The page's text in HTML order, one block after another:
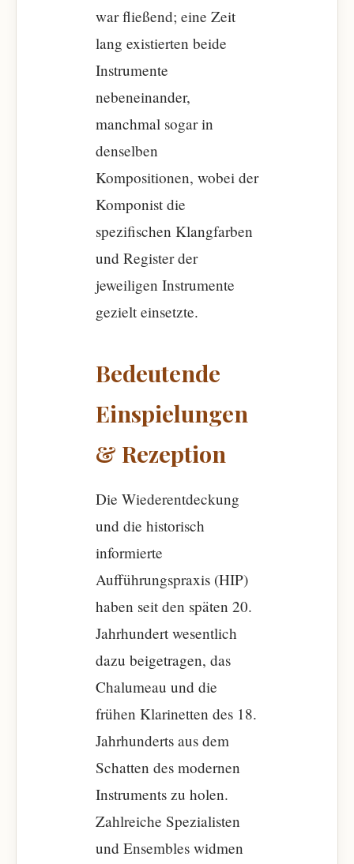
war fließend; eine Zeit
lang existierten beide
Instrumente
nebeneinander,
manchmal sogar in
denselben
Kompositionen, wobei der
Komponist die
spezifischen Klangfarben
und Register der
jeweiligen Instrumente
gezielt einsetzte.
Bedeutende
Einspielungen
& Rezeption
Die Wiederentdeckung
und die historisch
informierte
Aufführungspraxis (HIP)
haben seit den späten 20.
Jahrhundert wesentlich
dazu beigetragen, das
Chalumeau und die
frühen Klarinetten des 18.
Jahrhunderts aus dem
Schatten des modernen
Instruments zu holen.
Zahlreiche Spezialisten
und Ensembles widmen